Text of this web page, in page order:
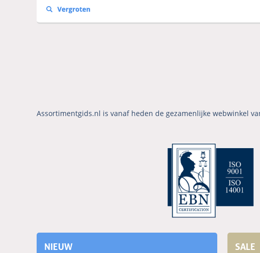
Assortimentgids.nl is vanaf heden de gezamenlijke webwinkel
NIEUW SALE